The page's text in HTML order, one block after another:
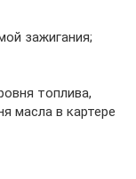
зажигания;
топлива,
масла в картере